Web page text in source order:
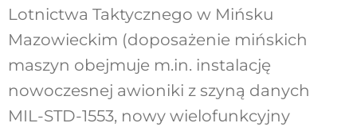
Lotnictwa Taktycznego w Mińsku
Mazowieckim (doposażenie mińskich
maszyn obejmuje m.in. instalację
nowoczesnej awioniki z szyną danych
MIL-STD-1553, nowy wielofunkcyjny